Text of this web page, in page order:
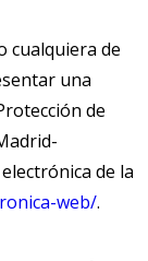
cualquiera de
una
de
de la
web/.